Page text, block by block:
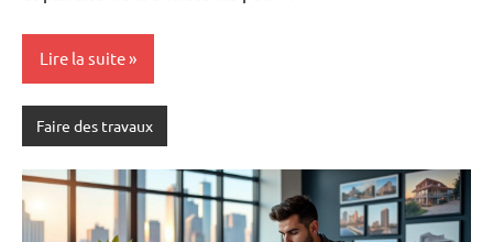
Lire la suite
Faire des travaux